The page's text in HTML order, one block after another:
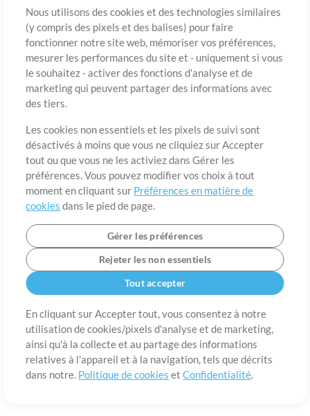
Nous utilisons des cookies et des technologies similaires
(y compris des pixels et des balises) pour faire
fonctionner notre site web, mémoriser vos préférences,
mesurer les performances du site et - uniquement si vous
le souhaitez - activer des fonctions d'analyse et de
marketing qui peuvent partager des informations avec
des tiers.
Les cookies non essentiels et les pixels de suivi sont
désactivés à moins que vous ne cliquiez sur Accepter
tout ou que vous ne les activiez dans Gérer les
préférences. Vous pouvez modifier vos choix à tout
moment en cliquant sur Préférences en matière de
cookies dans le pied de page.
Gérer les préférences
Rejeter les non essentiels
Tout accepter
En cliquant sur Accepter tout, vous consentez à notre
utilisation de cookies/pixels d'analyse et de marketing,
ainsi qu'à la collecte et au partage des informations
relatives à l'appareil et à la navigation, tels que décrits
dans notre. Politique de cookies etConfidentialité.
S’inscrireMot de passe oublié? Connexion
matière de cookies
Contact
©2006-2026 par MultiTracks LLC. Tous droits réservés.